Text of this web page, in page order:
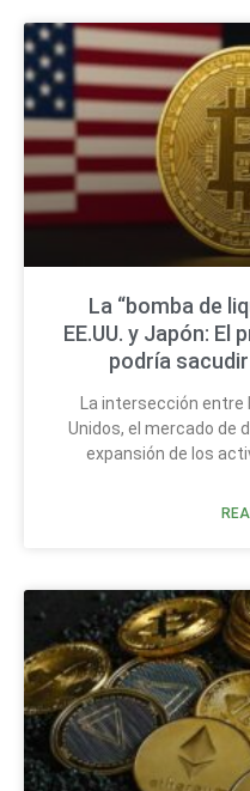
La “bomba de
EE.UU. y Japón:
podría
La intersección
Unidos, el mercado de
expansión de los